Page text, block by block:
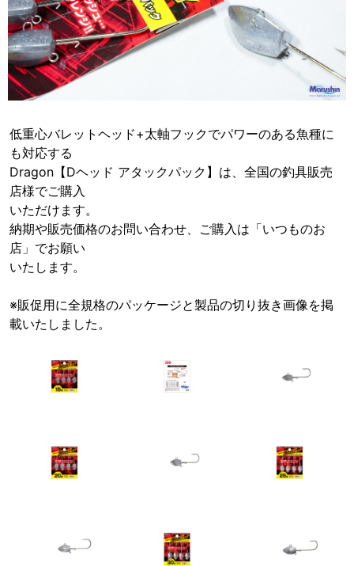
低重心バレットヘッド+太軸フックでパワーのある魚種に
も対応する
Dragon【Dヘッド アタックパック】は、全国の釣具販売
店様でご購入
いただけます。
納期や販売価格のお問い合わせ、ご購入は「いつものお
店」でお願い
いたします。
※販促用に全規格のパッケージと製品の切り抜き画像を掲
載いたしました。